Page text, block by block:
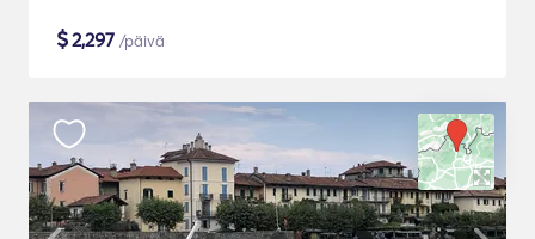
$2,297 /päivä